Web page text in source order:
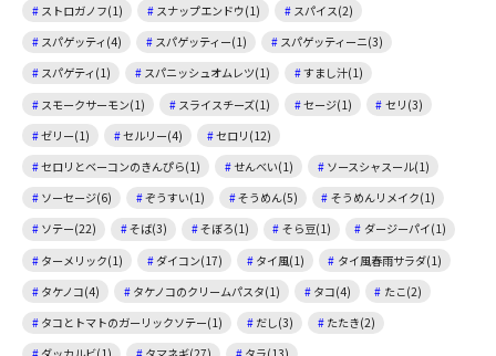
ストロガノフ(1)
スナップエンドウ(1)
スパイス(2)
スパゲッティ(4)
スパゲッティー(1)
スパゲッティーニ(3)
スパゲティ(1)
スパニッシュオムレツ(1)
すまし汁(1)
スモークサーモン(1)
スライスチーズ(1) セージ(1)
セリ(3)
ゼリー(1)
セルリー(4)
セロリ(12)
セロリとベーコンのきんぴら(1)
せんべい(1)
ソースシャスール(1)
ソーセージ(6)
ぞうすい(1) そうめん(5)
そうめんリメイク(1)
ソテー(22)
そば(3) そぼろ(1) そら豆(1)
ダージーパイ(1)
ターメリック(1)
ダイコン(17) タイ風(1)
タイ風春雨サラダ(1)
タケノコ(4)
タケノコのクリームパスタ(1) タコ(4)
たこ(2)
タコとトマトのガーリックソテー(1)
だし(3)
たたき(2)